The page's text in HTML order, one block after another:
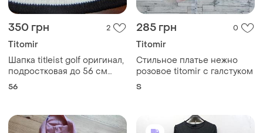
350 грн 2
Titomir
Шапка titleist golf оригинал,
подростковая до 56 см
англия
56
285 грн 0
Titomir
Стильное платье нежно
розовое titomir с галстуком
S